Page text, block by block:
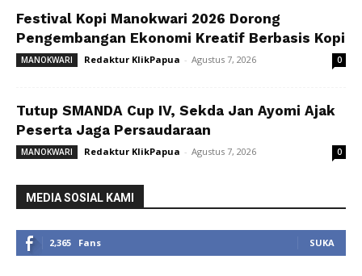
Festival Kopi Manokwari 2026 Dorong
Pengembangan Ekonomi Kreatif Berbasis Kopi
MANOKWARI Redaktur KlikPapua - Agustus 7, 2026 0
Tutup SMANDA Cup IV, Sekda Jan Ayomi Ajak
Peserta Jaga Persaudaraan
MANOKWARI Redaktur KlikPapua - Agustus 7, 2026 0
MEDIA SOSIAL KAMI
2,365 Fans SUKA